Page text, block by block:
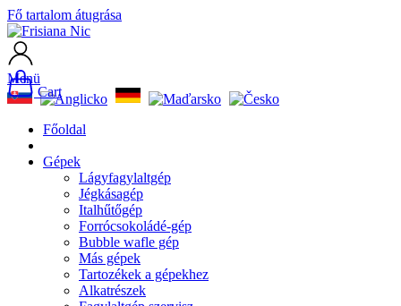
Fő tartalom átugrása
Cart
Menü
Főoldal
Gépek
Lágyfagylaltgép
Jégkásagép
Italhűtőgép
Forrócsokoládé-gép
Bubble wafle gép
Más gépek
Tartozékek a gépekhez
Alkatrészek